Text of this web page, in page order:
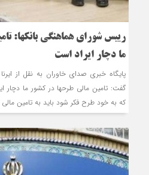
رییس شورای هماهنگی بانکها:
ما دچار ایراد است
پایگاه خبری صدای خاوران به نقل از
گفت: تامین مالی طرحها در کشور ما دچار
که به خود طرح فکر شود باید به تامین